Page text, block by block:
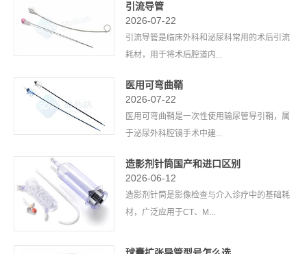
引流导管
2026-07-22
引流导管是临床外科和泌尿科常用的术后引流
耗材，用于将术后腔道内...
医用可弯曲鞘
2026-07-22
医用可弯曲鞘是一次性使用输尿管导引鞘，属
于泌尿外科腔镜手术中建...
造影剂针筒国产和进口区别
2026-06-12
造影剂针筒是影像检查与介入诊疗中的基础耗
材，广泛应用于CT、M...